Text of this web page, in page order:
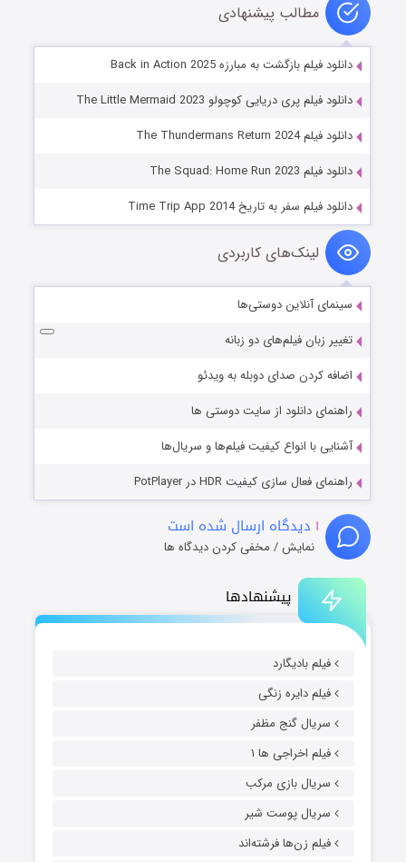
پیشنهادها
فیلم بادیگارد
فیلم دایره زنگی
سریال گنج مظفر
فیلم اخراجی ها ۱
سریال بازی مرکب
سریال پوست شیر
فیلم زن‌ها فرشته‌اند
مطالب پیشنهادی
دانلود فیلم بازگشت به مبارزه Back in Action 2025
دانلود فیلم پری دریایی کوچولو The Little Mermaid 2023
دانلود فیلم The Thundermans Return 2024
دانلود فیلم The Squad: Home Run 2023
دانلود فیلم سفر به تاریخ Time Trip App 2014
لینک‌های کاربردی
سینمای آنلاین دوستی‌ها
تغییر زبان فیلم‌های دو زبانه
اضافه کردن صدای دوبله به ویدئو
راهنمای دانلود از سایت دوستی ها
آشنایی با انواع کیفیت فیلم‌ها و سریال‌ها
راهنمای فعال سازی کیفیت HDR در PotPlayer
۱ دیدگاه ارسال شده است
نمایش / مخفی کردن دیدگاه ها